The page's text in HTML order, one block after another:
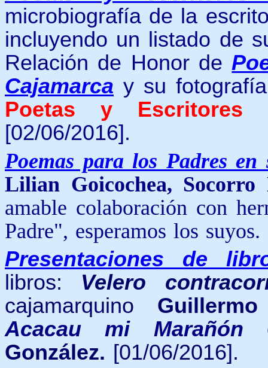
microbiografía de la
incluyendo un listado de
Relación de Honor de
Cajamarca y su
Poetas y Escritores
[02/06/2016].
Poemas para los Padres
Lilian Goicochea,
amable colaboración con
Padre", esperamos los
Presentaciones de
libros:
Velero
cajamarquino
Acacau mi Marañón
González. [01/06/2016].